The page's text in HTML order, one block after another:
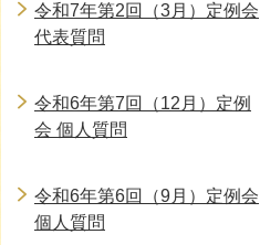
令和7年第2回（3月）定例会
代表質問
令和6年第7回（12月）定例
会 個人質問
令和6年第6回（9月）定例会
個人質問